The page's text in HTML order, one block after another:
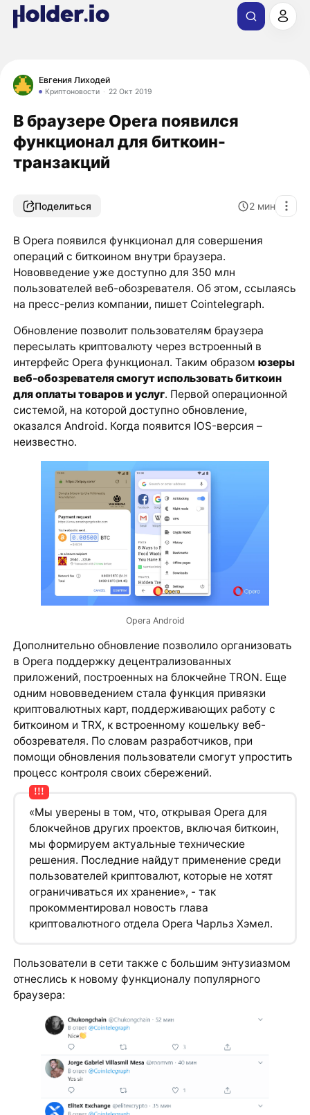
Евгения Лиходей
Криптоновости 22 Окт 2019
В браузере Opera появился
функционал для биткоин-
транзакций
Поделиться 2 мин
В Opera появился функционал для совершения
операций с биткоином внутри браузера.
Нововведение уже доступно для 350 млн
пользователей веб-обозревателя. Об этом, ссылаясь
на пресс-релиз компании, пишет Cointelegraph.
Обновление позволит пользователям браузера
пересылать криптовалюту через встроенный в
интерфейс Opera функционал. Таким образом юзеры
веб-обозревателя смогут использовать биткоин
для оплаты товаров и услуг. Первой операционной
системой, на которой доступно обновление,
оказался Android. Когда появится IOS-версия –
неизвестно.
Opera Android
Дополнительно обновление позволило организовать
в Opera поддержку децентрализованных
приложений, построенных на блокчейне TRON. Еще
одним нововведением стала функция привязки
криптовалютных карт, поддерживающих работу с
биткоином и TRX, к встроенному кошельку веб-
обозревателя. По словам разработчиков, при
помощи обновления пользователи смогут упростить
процесс контроля своих сбережений.
«Мы уверены в том, что, открывая Opera для
блокчейнов других проектов, включая биткоин,
мы формируем актуальные технические
решения. Последние найдут применение среди
пользователей криптовалют, которые не хотят
ограничиваться их хранение», - так
прокомментировал новость глава
криптовалютного отдела Opera Чарльз Хэмел.
Пользователи в сети также с большим энтузиазмом
отнеслись к новому функционалу популярного
браузера: